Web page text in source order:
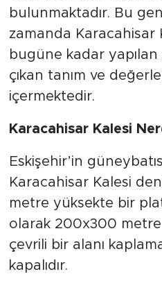
bulunmaktadır. Bu
zamanda Karacahisar
bugüne kadar
çıkan tanım ve
içermektedir.
Karacahisar Kalesi
Eskişehir’in
Karacahisar Kalesi
metre yüksekte bir
olarak 200x300
çevrili bir alanı
kapalıdır.